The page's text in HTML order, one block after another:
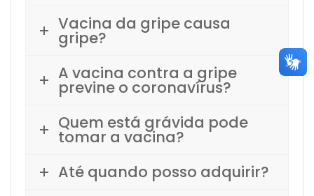
Vacina da gripe causa
gripe?
A vacina contra a gripe
previne o coronavírus?
Quem está grávida pode
tomar a vacina?
Até quando posso adquirir?